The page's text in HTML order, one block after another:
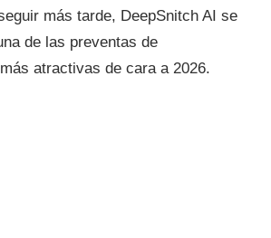
más tarde, DeepSnitch AI se
de las preventas de
atractivas de cara a 2026.